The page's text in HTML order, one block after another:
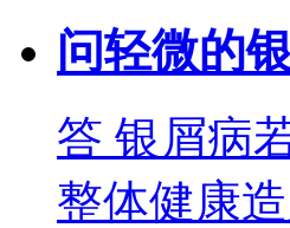
问轻微的
答 银屑病
整体健康